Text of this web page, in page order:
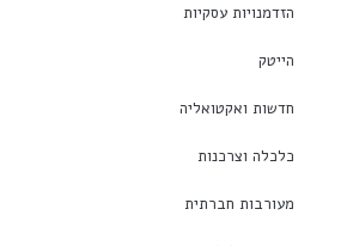
הזדמנויות עסקיות
הייטק
חדשות ואקטואליה
כלכלה וצרכנות
מעורבות חברתית